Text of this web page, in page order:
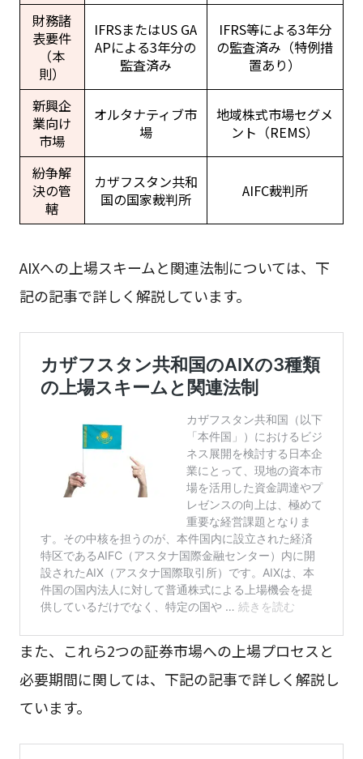
財務諸
表要件
（本
則）
IFRSまたはUS GA
APによる3年分の
監査済み
IFRS等による3年分
の監査済み（特例措
置あり）
新興企
業向け
市場
オルタナティブ市
場
地域株式市場セグメ
ント（REMS）
紛争解
決の管
轄
カザフスタン共和
国の国家裁判所
AIFC裁判所
AIXへの上場スキームと関連法制については、下
記の記事で詳しく解説しています。
また、これら2つの証券市場への上場プロセスと
必要期間に関しては、下記の記事で詳しく解説し
ています。